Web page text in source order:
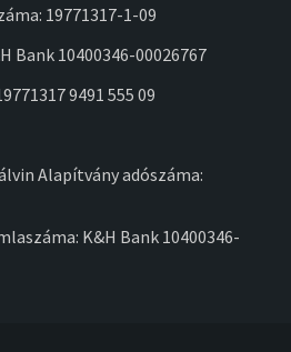
19771317-1-09
Bank 10400346-00026767
9491 555 09
Alapítvány adószáma:
K&H Bank 10400346-